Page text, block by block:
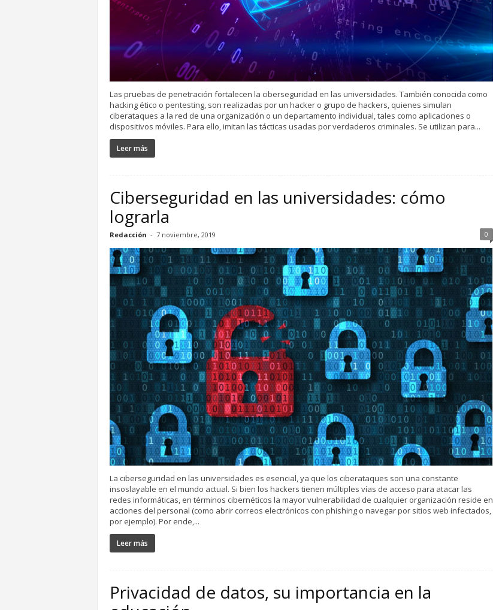
Las pruebas de penetración fortalecen la ciberseguridad en las universidades. También conocida como
hacking ético o pentesting, son realizadas por un hacker o grupo de hackers, quienes simulan
ciberataques a la red de una organización o un departamento individual, tales como aplicaciones o
dispositivos móviles. Para ello, imitan las tácticas usadas por verdaderos criminales. Se utilizan para...
Leer más
Ciberseguridad en las universidades: cómo
lograrla
Redacción - 7 noviembre, 2019 0
La ciberseguridad en las universidades es esencial, ya que los ciberataques son una constante
insoslayable en el mundo actual. Si bien los hackers tienen múltiples vías de acceso para atacar las
redes informáticas, en términos cibernéticos la mayor vulnerabilidad de cualquier organización reside en
acciones del personal (como abrir correos electrónicos con phishing o navegar por sitios web infectados,
por ejemplo). Por ende,...
Leer más
Privacidad de datos, su importancia en la